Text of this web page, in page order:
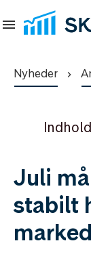
Nyheder
Juli
stabilt